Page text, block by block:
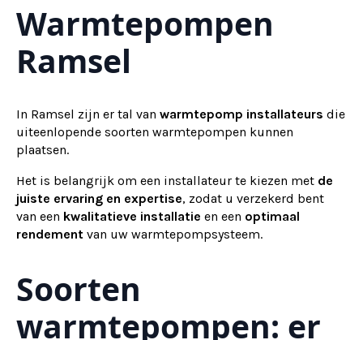
Warmtepompen
Ramsel
In Ramsel zijn er tal van warmtepomp installateurs die
uiteenlopende soorten warmtepompen kunnen
plaatsen.
Het is belangrijk om een installateur te kiezen met de
juiste ervaring en expertise, zodat u verzekerd bent
van een kwalitatieve installatie en een optimaal
rendement van uw warmtepompsysteem.
Soorten
warmtepompen: er